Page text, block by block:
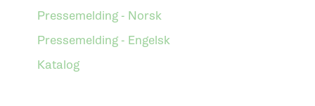
Pressemelding - Norsk
Pressemelding - Engelsk
Katalog